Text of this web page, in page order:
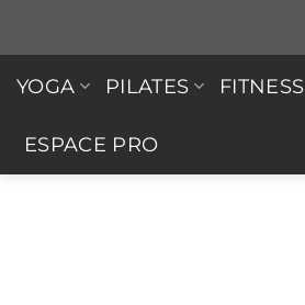
YOGA PILATES FITNESS
ESPACE PRO